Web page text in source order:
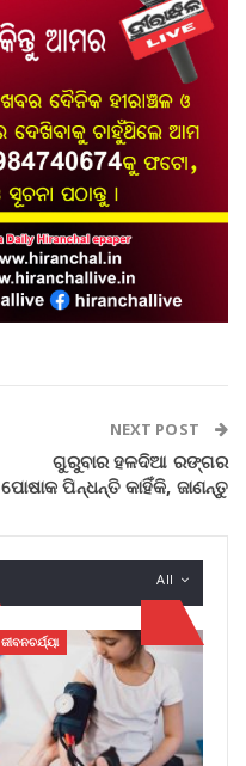
NEXT POST
ଗୁରୁବାର ହଳଦିଆ ରଙ୍ଗର
ପୋଷାକ ପିନ୍ଧନ୍ତି କାହିଁକି, ଜାଣନ୍ତୁ
All
ଜୀବନଚର୍ଯ୍ୟା